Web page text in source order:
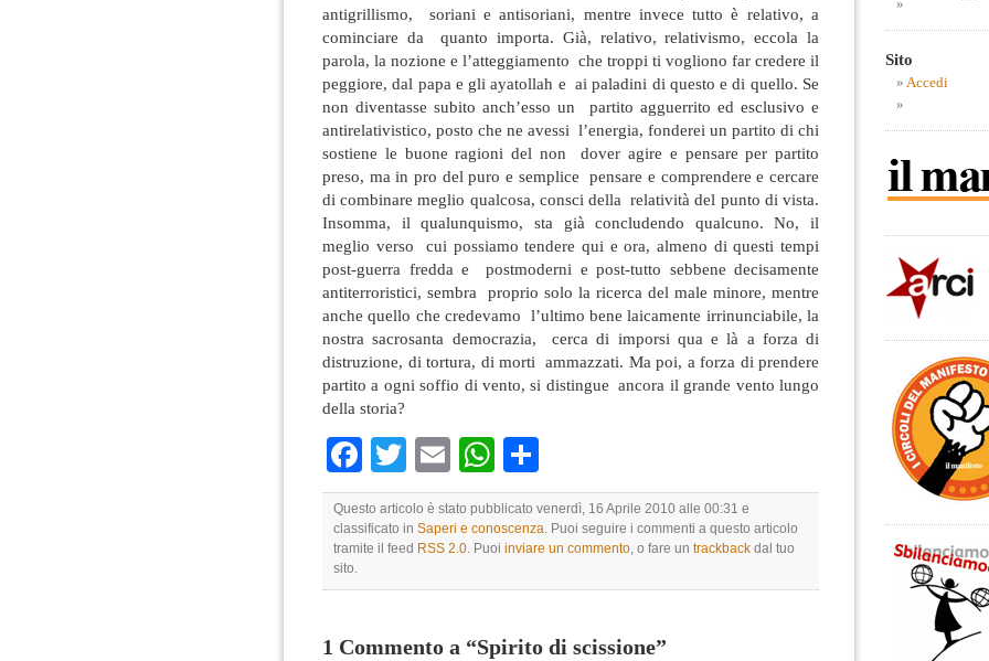
antigrillismo, soriani e antisoriani, mentre invece tutto è relativo, a
cominciare da quanto importa. Già, relativo, relativismo, eccola la
parola, la nozione e l’atteggiamento che troppi ti vogliono far credere il
peggiore, dal papa e gli ayatollah e ai paladini di questo e di quello. Se
non diventasse subito anch’esso un partito agguerrito ed esclusivo e
antirelativistico, posto che ne avessi l’energia, fonderei un partito di chi
sostiene le buone ragioni del non dover agire e pensare per partito
preso, ma in pro del puro e semplice pensare e comprendere e cercare
di combinare meglio qualcosa, consci della relatività del punto di vista.
Insomma, il qualunquismo, sta già concludendo qualcuno. No, il
meglio verso cui possiamo tendere qui e ora, almeno di questi tempi
post-guerra fredda e postmoderni e post-tutto sebbene decisamente
antiterroristici, sembra proprio solo la ricerca del male minore, mentre
anche quello che credevamo l’ultimo bene laicamente irrinunciabile, la
nostra sacrosanta democrazia, cerca di imporsi qua e là a forza di
distruzione, di tortura, di morti ammazzati. Ma poi, a forza di prendere
partito a ogni soffio di vento, si distingue ancora il grande vento lungo
della storia?
Facebook
TwitterEmailWhatsApp
Questo articolo è stato pubblicato venerdì, 16 Aprile 2010 alle 00:31 e
classificato in Saperi e conoscenza. Puoi seguire i commenti a questo articolo
tramite il feed RSS 2.0. Puoi inviare un commento, o fare un trackback dal tuo
sito.
1 Commento a “Spirito di scissione”
Sito
Accedi